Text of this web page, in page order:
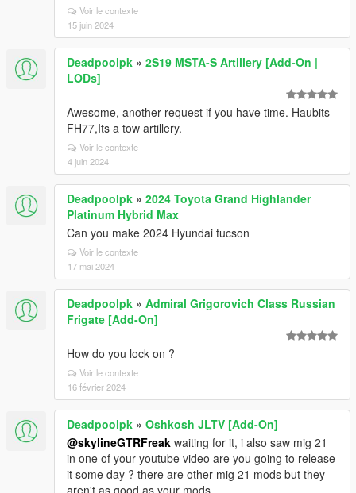
Voir le contexte
15 juin 2024
Deadpoolpk » 2S19 MSTA-S Artillery [Add-On |
LODs]
Awesome, another request if you have time. Haubits
FH77,Its a tow artillery.
Voir le contexte
4 juin 2024
Deadpoolpk » 2024 Toyota Grand Highlander
Platinum Hybrid Max
Can you make 2024 Hyundai tucson
Voir le contexte
17 mai 2024
Deadpoolpk » Admiral Grigorovich Class Russian
Frigate [Add-On]
How do you lock on ?
Voir le contexte
16 février 2024
Deadpoolpk » Oshkosh JLTV [Add-On]
@skylineGTRFreak waiting for it, i also saw mig 21
in one of your youtube video are you going to release
it some day ? there are other mig 21 mods but they
aren't as good as your mods.